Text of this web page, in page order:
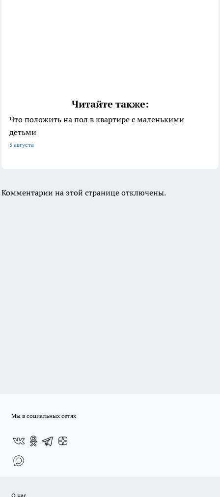
Читайте также:
Что положить на пол в квартире с маленькими
детьми
5 августа
Комментарии на этой странице отключены.
Мы в социальных сетях
О нас